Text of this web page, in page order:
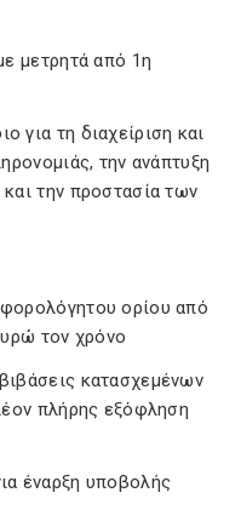
μετρητά από 1η
για τη διαχείριση και
την ανάπτυξη
την προστασία των
ορίου από
τον χρόνο
κατασχεμένων
πλήρης εξόφληση
έναρξη υποβολής